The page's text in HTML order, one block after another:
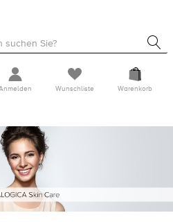
Wunschliste Warenkorb